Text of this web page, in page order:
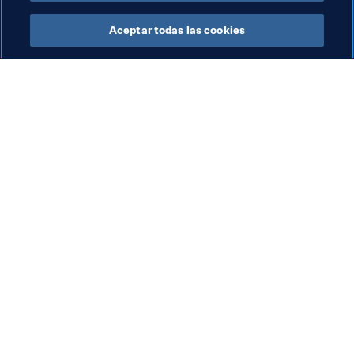
Aceptar todas las cookies